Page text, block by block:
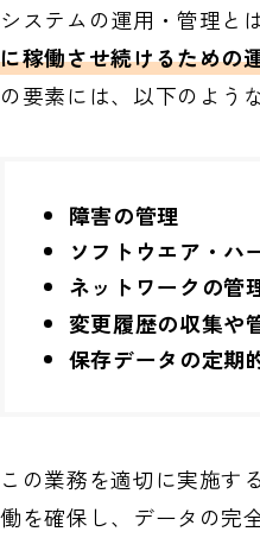
システムの運用・管理と
に稼働させ続けるための
の要素には、以下のよう
障害の管理
ソフトウエア・ハ
ネットワークの管
変更履歴の収集や
保存データの定期
この業務を適切に実施す
働を確保し、データの完